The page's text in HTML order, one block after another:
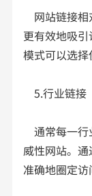
网站链接相
更有效地吸
模式可以选择
5.行业链接
通常每一行
威性网站。
准确地圈定访